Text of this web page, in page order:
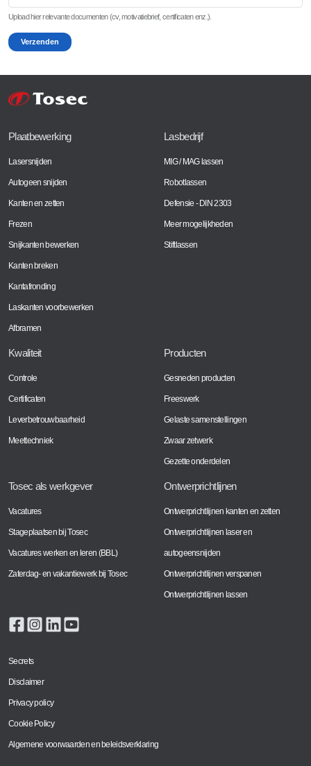
Upload hier relevante documenten (cv, motivatiebrief, certificaten enz.).
Verzenden
Plaatbewerking
Lasersnijden
Autogeen snijden
Kanten en zetten
Frezen
Snijkanten bewerken
Kanten breken
Kantafronding
Laskanten voorbewerken
Afbramen
Lasbedrijf
MIG / MAG lassen
Robotlassen
Defensie - DIN 2303
Meer mogelijkheden
Stiftlassen
Kwaliteit
Controle
Certificaten
Leverbetrouwbaarheid
Meettechniek
Producten
Gesneden producten
Freeswerk
Gelaste samenstellingen
Zwaar zetwerk
Gezette onderdelen
Tosec als werkgever
Vacatures
Stageplaatsen bij Tosec
Vacatures werken en leren (BBL)
Zaterdag- en vakantiewerk bij Tosec
Ontwerprichtlijnen
Ontwerprichtlijnen kanten en zetten
Ontwerprichtlijnen laser en
autogeensnijden
Ontwerprichtlijnen verspanen
Ontwerprichtlijnen lassen
Secrets
Disclaimer
Privacy policy
Cookie Policy
Algemene voorwaarden en beleidsverklaring